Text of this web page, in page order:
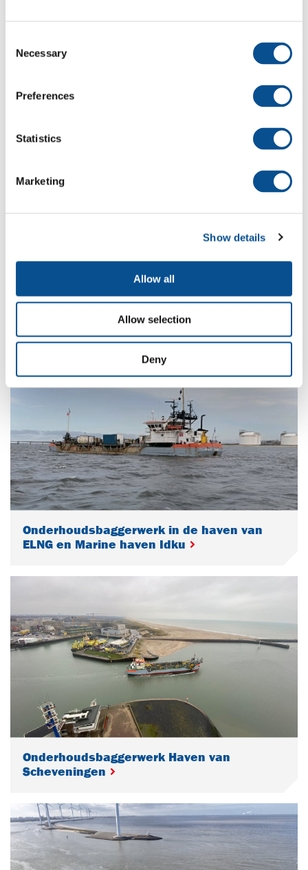
Selection
Necessary
Preferences
Statistics
Marketing
Show details
Allow all
Allow selection
Deny
Caldera, Costa Rica
Baggerwerkzaamheden haven van
Onderhoudsbaggerwerk in de haven van
ELNG en Marine haven Idku
Onderhoudsbaggerwerk Haven van
Scheveningen